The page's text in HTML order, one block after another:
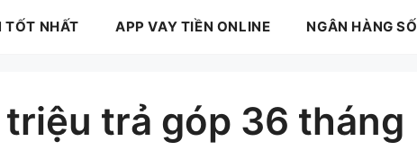
TỐT NHẤT APP VAY TIỀN ONLINE NGÂN HÀNG SỐ
triệu trả góp 36 tháng